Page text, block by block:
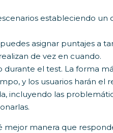
estableciendo un
asignar puntajes a
de vez en cuando.
el test. La forma
y los usuarios harán el
incluyendo las
mejor manera que